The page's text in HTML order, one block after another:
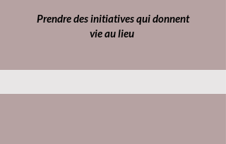
Prendre des initiatives qui donnent
vie au lieu